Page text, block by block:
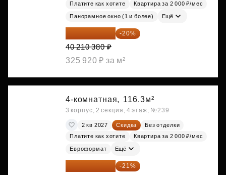
Платите как хотите
Квартира за 2 000 ₽/мес
Панорамное окно (1 и более) Ещё
32 168 304 ₽ -20%
40 210 380 ₽
325 920 ₽ за м²
4-комнатная, 116.3м²
3 корпус, 2 секция, 4 этаж, №239
2 кв 2027 Скидка
Без отделки
Платите как хотите
Квартира за 2 000 ₽/мес
Евроформат Ещё
35 271 580 ₽ -21%